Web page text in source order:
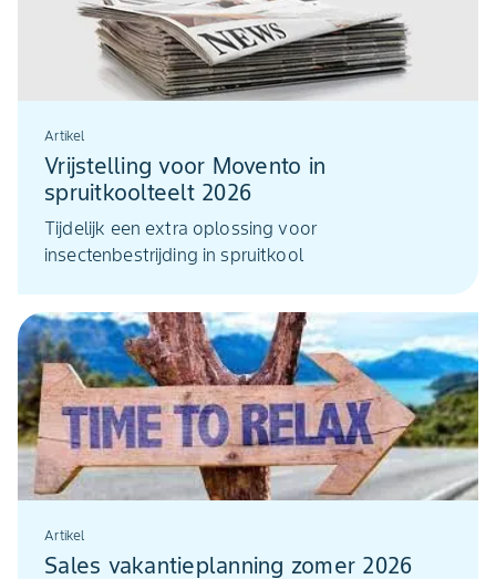
Artikel
Vrijstelling voor Movento in
spruitkoolteelt 2026
Tijdelijk een extra oplossing voor
insectenbestrijding in spruitkool
Artikel
Sales vakantieplanning zomer 2026